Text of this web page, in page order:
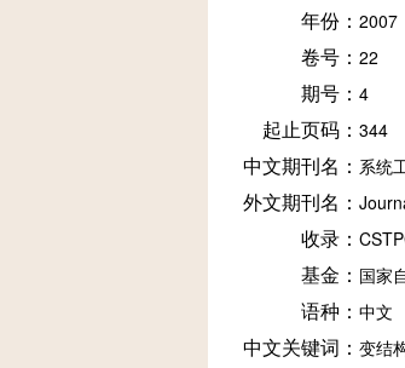
年份： 2007
卷号： 22
期号： 4
起止页码： 344
中文期刊名： 系统
外文期刊名：
收录：
基金： 国家
语种： 中文
中文关键词： 变结